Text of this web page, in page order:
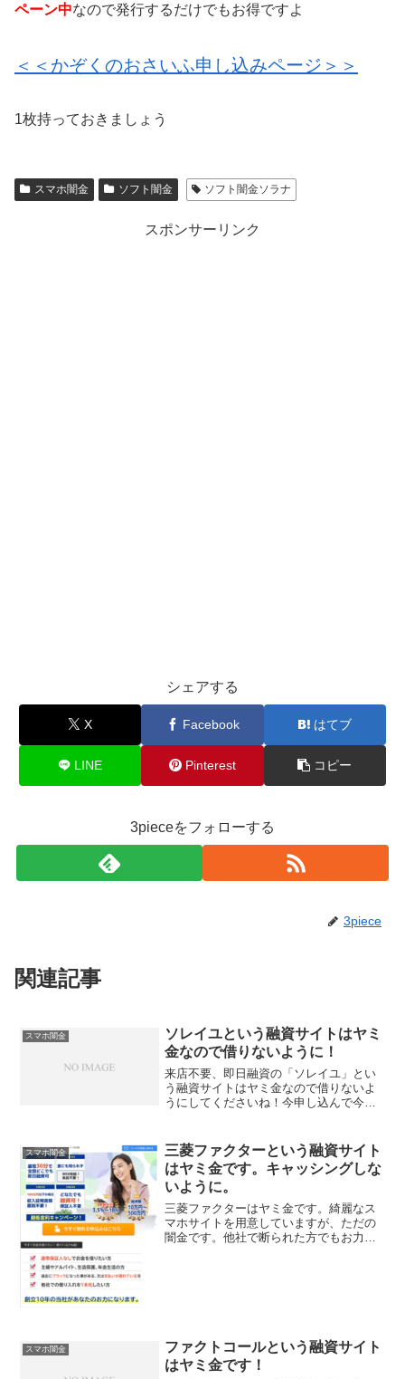
ペーン中なので発行するだけでもお得ですよ
＜＜かぞくのおさいふ申し込みページ＞＞
1枚持っておきましょう
スマホ闇金 ソフト闇金 ソフト闇金ソラナ
スポンサーリンク
シェアする
X Facebook はてブ
LINE Pinterest コピー
3pieceをフォローする
3piece
関連記事
スマホ闇金
ソレイユという融資サイトはヤミ
金なので借りないように！
来店不要、即日融資の「ソレイユ」とい
う融資サイトはヤミ金なので借りないよ
うにしてくださいね！今申し込んで今日
完全秘密厳守での無料相談、などといい
事ばかり書いていますが...
スマホ闇金
三菱ファクターという融資サイト
はヤミ金です。キャッシングしな
いように。
三菱ファクターはヤミ金です。綺麗なス
マホサイトを用意していますが、ただの
闇金です。他社で断られた方でもお力に
スマホ闇金
ファクトコールという融資サイト
はヤミ金です！